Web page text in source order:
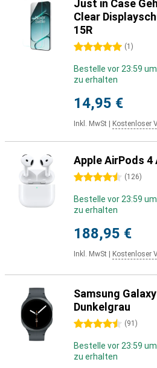
Just in Case
Clear
15R
5 Sterne (1 )
Bestelle vor 23:59
zu erhalten
14,95 €
Inkl. MwSt Kostenloser
Apple AirPods 4
4.5 Sterne (126)
Bestelle vor 23:59
zu erhalten
188,95 €
Inkl. MwSt Kostenloser
Samsung
Dunkelgrau
4.5 Sterne (91 )
Bestelle vor 23:59
zu erhalten